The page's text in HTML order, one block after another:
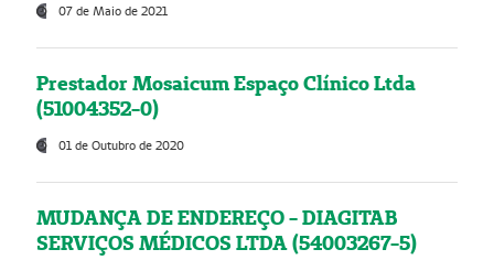
07 de Maio de 2021
Prestador Mosaicum Espaço Clínico Ltda
(51004352-0)
01 de Outubro de 2020
MUDANÇA DE ENDEREÇO - DIAGITAB
SERVIÇOS MÉDICOS LTDA (54003267-5)